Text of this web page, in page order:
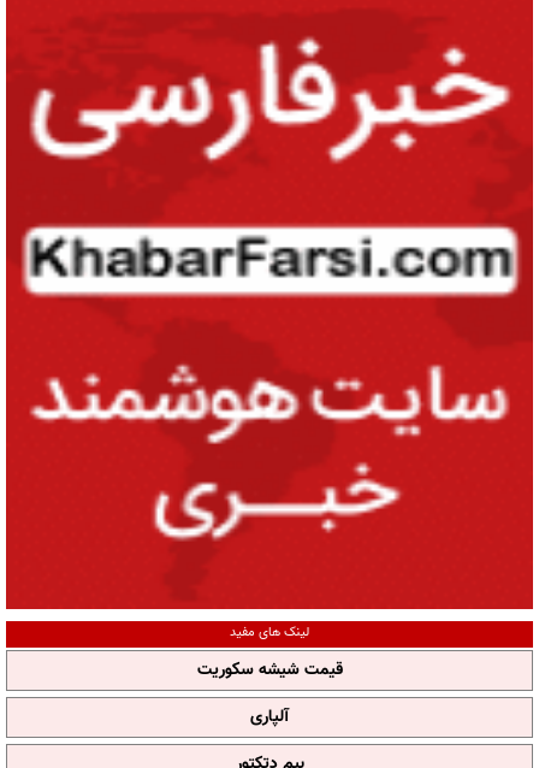
لینک های مفید
قیمت شیشه سکوریت
آلپاری